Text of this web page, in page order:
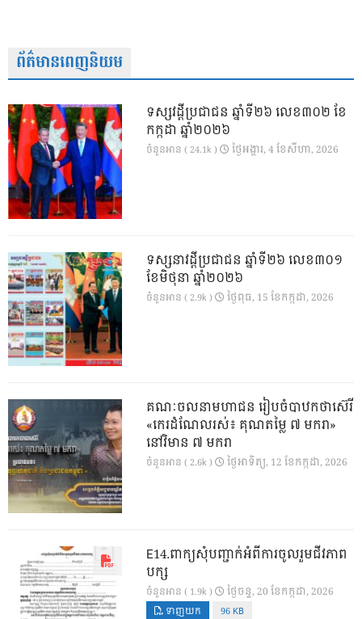
ព័ត៌មានពេញនិយម
ទស្សវដ្តីប្រជាជន ឆ្នាំទី២៦ លេខ៣០២ ខែ
កក្កដា ឆ្នាំ២០២៦
ចំនួនអាន ( 24.1k ) ថ្ងៃ​អង្គារ, 4 ខែ​សីហា, 2026
ទស្សនាវដ្ដីប្រជាជន ឆ្នាំទី២៦ លេខ៣០១
ខែមិថុនា ឆ្នាំ២០២៦
ចំនួនអាន ( 2.9k ) ថ្ងៃ​ពុធ, 15 ខែ​កក្កដា, 2026
គណៈចលនាមហាជន រៀបចំបាឋកថាស៊េរី
«កេរដំណែលរស់៖ គុណតម្លៃ ៧ មករា»
នៅវិមាន ៧ មករា
ចំនួនអាន ( 2.6k ) ថ្ងៃ​អាទិត្យ, 12 ខែ​កក្កដា, 2026
E14.ពាក្យសុំបញ្ជាក់អំពីការចូលរួមជីវភាព
បក្ស
ចំនួនអាន ( 1.9k ) ថ្ងៃ​ចន្ទ, 20 ខែ​កក្កដា, 2026
ទាញយក 96 KB